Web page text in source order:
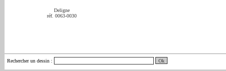
Deligne
réf. 0063-0030
Rechercher un dessin :